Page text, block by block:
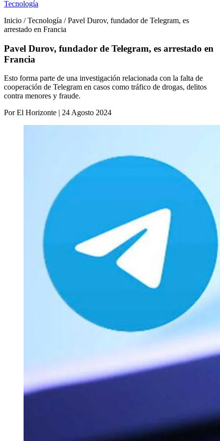
Tecnología
Inicio / Tecnología / Pavel Durov, fundador de Telegram, es
arrestado en Francia
Pavel Durov, fundador de Telegram, es arrestado en
Francia
Esto forma parte de una investigación relacionada con la falta de
cooperación de Telegram en casos como tráfico de drogas, delitos
contra menores y fraude.
Por El Horizonte | 24 Agosto 2024